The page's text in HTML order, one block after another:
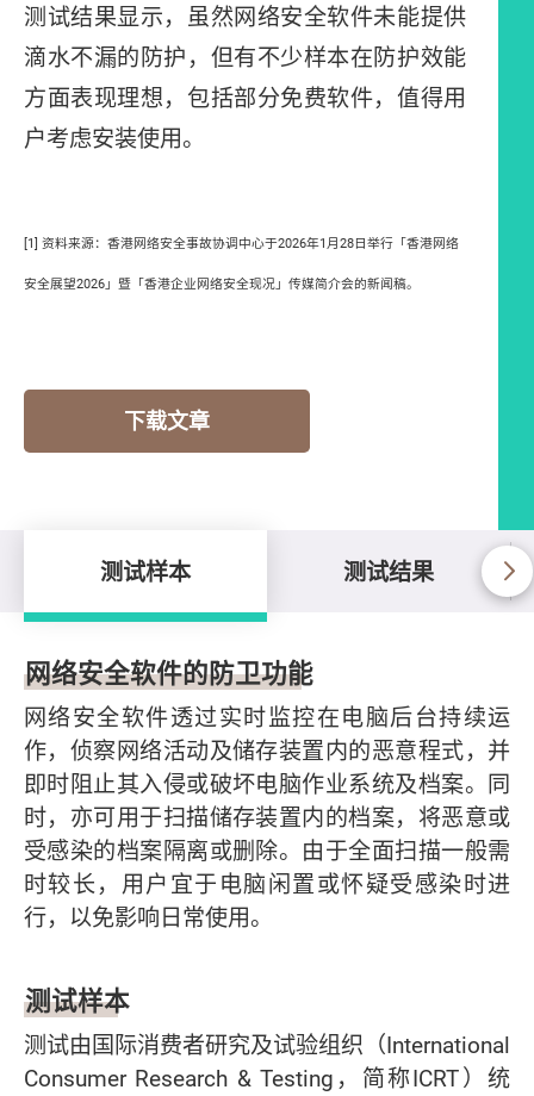
测试结果显示，虽然网络安全软件未能提供
滴水不漏的防护，但有不少样本在防护效能
方面表现理想，包括部分免费软件，值得用
户考虑安装使用。
[1] 资料来源：香港网络安全事故协调中心于2026年1月28日举行「香港网络
安全展望2026」暨「香港企业网络安全现况」传媒简介会的新闻稿。
下载文章
测试样本 测试结果
测试样本
网络安全软件的防卫功能
网络安全软件透过实时监控在电脑后台持续运
作，侦察网络活动及储存装置内的恶意程式，并
即时阻止其入侵或破坏电脑作业系统及档案。同
时，亦可用于扫描储存装置内的档案，将恶意或
受感染的档案隔离或删除。由于全面扫描一般需
时较长，用户宜于电脑闲置或怀疑受感染时进
行，以免影响日常使用。
测试样本
测试由国际消费者研究及试验组织（International
Consumer Research & Testing，简称ICRT）统